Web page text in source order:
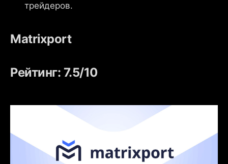
трейдеров.
Matrixport
Рейтинг: 7.5/10